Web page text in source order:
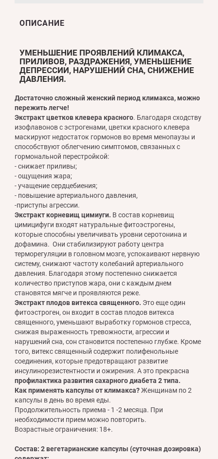
ОПИСАНИЕ
УМЕНЬШЕНИЕ ПРОЯВЛЕНИЙ КЛИМАКСА,
ПРИЛИВОВ, РАЗДРАЖЕНИЯ, УМЕНЬШЕНИЕ
ДЕПРЕССИИ, НАРУШЕНИЙ СНА, СНИЖЕНИЕ
ДАВЛЕНИЯ.
Достаточно сложный женский период климакса, можно
пережить легче!
Экстракт цветков клевера красного. Благодаря сходству
изофлавонов с эстрогенами, цветки красного клевера
маскируют недостаток гормонов во время менопаузы и
способствуют облегчению симптомов, связанных с
гормональной перестройкой:
- снижает приливы;
- ощущения жара;
- учащение сердцебиения;
- повышение артериального давления,
-приступы агрессии.
Экстракт корневищ цимиуги. В состав корневищ
цимицифуги входят натуральные фитоэстрогены,
которые способны увеличивать уровни серотонина и
дофамина. Они стабилизируют работу центра
терморегуляции в головном мозге, успокаивают нервную
систему, снижают частоту колебаний артериального
давления. Благодаря этому постепенно снижается
количество приступов жара, они с каждым днем
становятся мягче и проявляются реже.
Экстракт плодов витекса священного. Это еще один
фитоэстроген, он входит в состав плодов витекса
священного, уменьшают выработку гормонов стресса,
снижая выраженность тревожности, агрессии и
нарушений сна, сон становится постепенно глубже. Кроме
того, витекс священный содержит полифенольные
соединения, которые предотвращают развитие
инсулинорезистентности и ожирения. А это прекрасна
профилактика развития сахарного диабета 2 типа.
Как применять капсулы от климакса?Женщинам по 2
капсулы в день во время еды.
Продолжительность приема - 1 -2 месяца. При
необходимости прием можно повторить.
Возрастные ограничения: 18+.
Состав: 2 вегетарианские капсулы (суточная дозировка)